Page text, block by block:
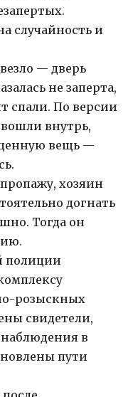
случайность и
— дверь
не заперта,
спали. По версии
внутрь,
вещь —
хозяин
догнать
Тогда он
полиции
розыскных
свидетели,
в
пути